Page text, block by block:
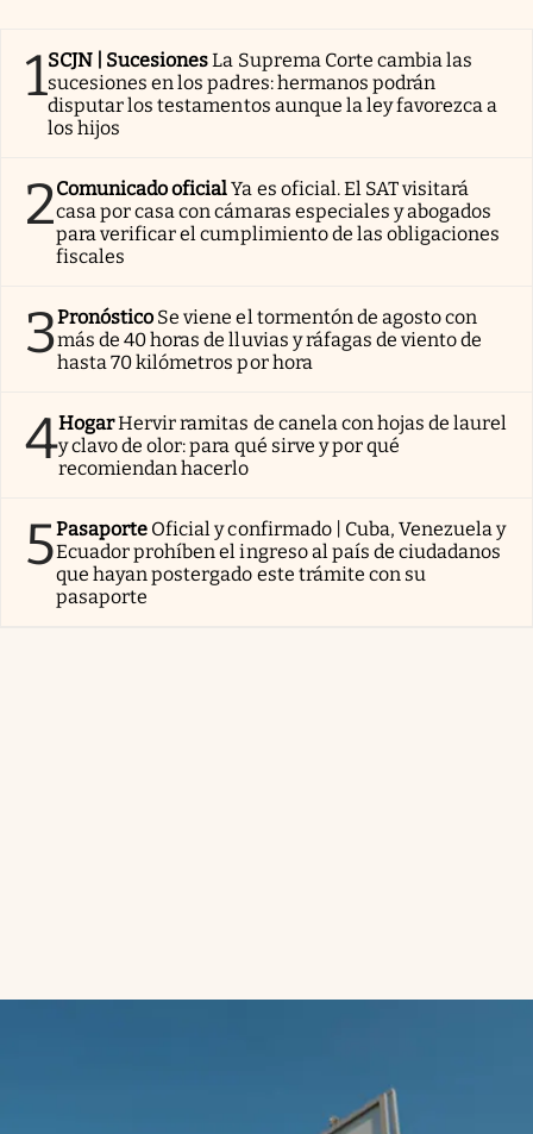
1SCJN | SucesionesLa Suprema Corte cambia las
sucesiones en los padres: hermanos podrán
disputar los testamentos aunque la ley favorezca a
los hijos
2Comunicado oficialYa es oficial. El SAT visitará
casa por casa con cámaras especiales y abogados
para verificar el cumplimiento de las obligaciones
fiscales
3Pronóstico Se viene el tormentón de agosto con
más de 40 horas de lluvias y ráfagas de viento de
hasta 70 kilómetros por hora
4HogarHervir ramitas de canela con hojas de laurel
y clavo de olor: para qué sirve y por qué
recomiendan hacerlo
5Pasaporte Oficial y confirmado | Cuba, Venezuela y
Ecuador prohíben el ingreso al país de ciudadanos
que hayan postergado este trámite con su
pasaporte